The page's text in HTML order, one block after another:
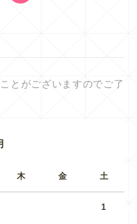
とがございますのでご了
木 金 土
1